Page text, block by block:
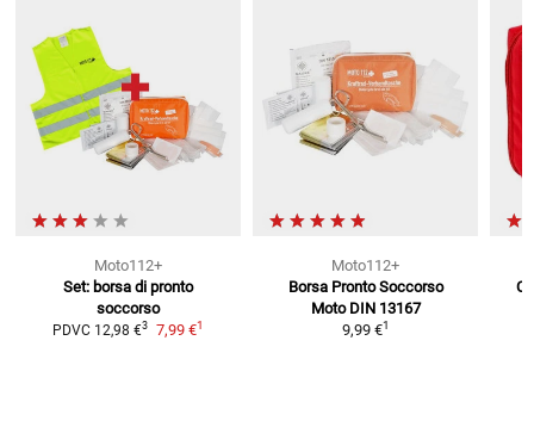
Moto112+
Set: borsa di pronto
soccorso
PDVC 12,98 €3 7,99 €1
Moto112+
Borsa Pronto Soccorso
Moto DIN 13167
9,99 €1